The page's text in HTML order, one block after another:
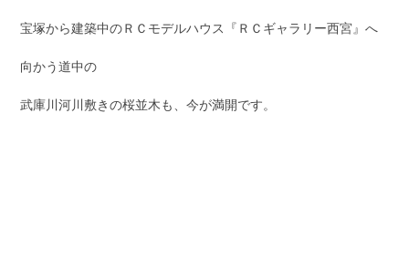
宝塚から建築中のＲＣモデルハウス『ＲＣギャラリー西宮』へ
向かう道中の
武庫川河川敷きの桜並木も、今が満開です。